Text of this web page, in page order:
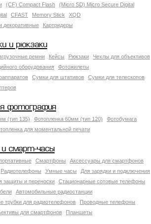
(CF) Compact Flash
(Micro SD) Micro Secure Digital
CFAST Memory Stick
XQD
декоративные
Картридеры
и рюкзаки
ремни Кейсы Рюкзаки
Чехлы для объективов
оборудования
Фотожилеты
Сумки для штативов
Сумки для телескопов
фотография
(тип 135) Фотопленка 60мм (тип 120)
Фотобумага
для моментальной печати
и смарт-часы
Смартфоны
Аксессуары для смартфонов
Радиотелефоны Умные часы
Для зарядки и подключения
защиты и переноски
Стационарные сотовые телефоны
Автомобильные радиостанции
трубки для радиотелефонов
Проводные телефоны
для смартфонов Планшеты